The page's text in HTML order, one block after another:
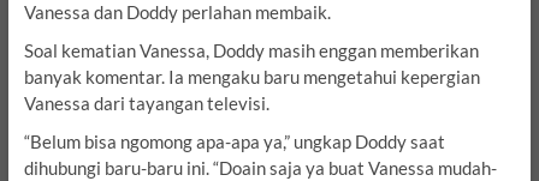
Vanessa dan Doddy perlahan membaik.
Soal kematian Vanessa, Doddy masih enggan memberikan
banyak komentar. Ia mengaku baru mengetahui kepergian
Vanessa dari tayangan televisi.
“Belum bisa ngomong apa-apa ya,” ungkap Doddy saat
dihubungi baru-baru ini. “Doain saja ya buat Vanessa mudah-